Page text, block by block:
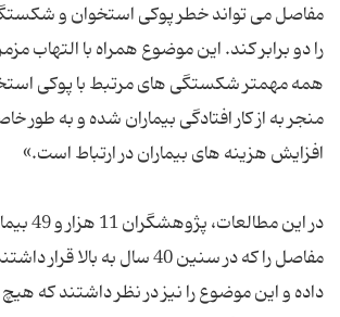
مفاصل می تواند خطر پوکی استخوان و
را دو برابر کند. این موضوع همراه با التهاب
همه مهمتر شکستگی های مرتبط با پوکی
منجر به از کار افتادگی بیماران شده و به طور
افزایش هزینه های بیماران در ارتباط است.»
در این
مفاصل را که در سنین 40 سال به
داده و این موضوع را نیز در نظر داشتند که هیچ